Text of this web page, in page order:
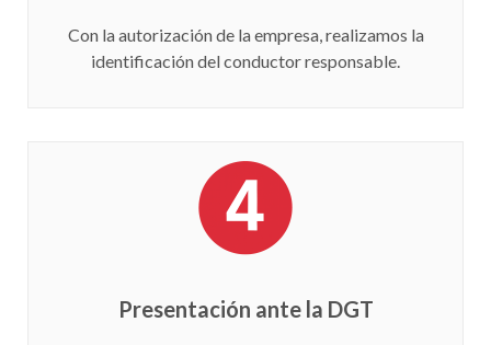
Con la autorización de la empresa, realizamos la
identificación del conductor responsable.
Presentación ante la DGT